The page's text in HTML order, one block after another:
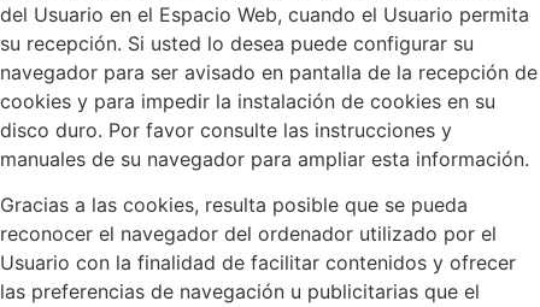
del Usuario en el Espacio Web, cuando el Usuario permita
su recepción. Si usted lo desea puede configurar su
navegador para ser avisado en pantalla de la recepción de
cookies y para impedir la instalación de cookies en su
disco duro. Por favor consulte las instrucciones y
manuales de su navegador para ampliar esta información.
Gracias a las cookies, resulta posible que se pueda
reconocer el navegador del ordenador utilizado por el
Usuario con la finalidad de facilitar contenidos y ofrecer
las preferencias de navegación u publicitarias que el